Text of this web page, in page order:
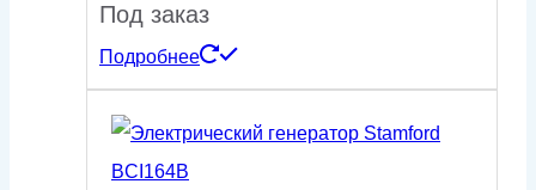
Под заказ
Подробнее